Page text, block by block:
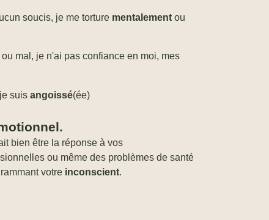
soucis, je me torture mentalementou
mal, je n'ai pas confiance en moi, mes
suis angoissé(ée)
bien être la réponse à vos
ou même des problèmes de santé
votre inconscient.